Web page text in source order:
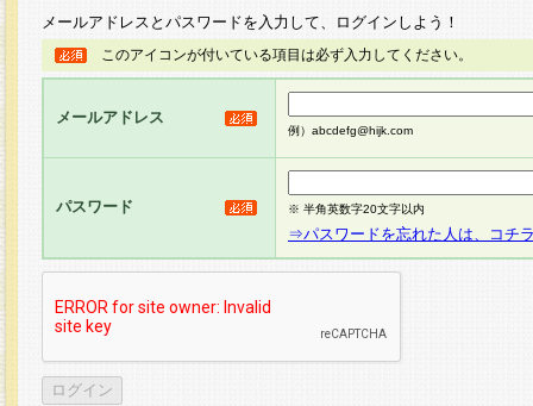
メールアドレスとパスワードを入力して、ログインしよう！
このアイコンが付いている項目は必ず入力してください。
メールアドレス
例）abcdefg@hijk.com
パスワード ※ 半角英数字20文字以内
⇒パスワードを忘れた人は、コチ